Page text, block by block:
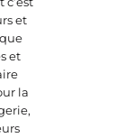
et
et
la